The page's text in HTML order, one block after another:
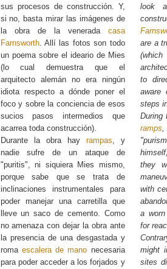
sus procesos de construcción. Y,
si no, basta mirar las imágenes de
la obra de la venerada casa
Farnsworth. Allí las fotos son todo
un poema sobre el ideario de Mies
(lo cual demuestra que el
arquitecto alemán no era ningún
idiota respecto a dónde poner el
foco y sobre la conciencia de esos
sucios pasos intermedios que
acarrea toda construcción).
Durante la obra hay rampas, y
nadie sufre de un ataque de
"puritis", ni siquiera Mies mismo,
porque sabe que se trata de
inclinaciones instrumentales para
poder manejar una carretilla que
lleve un saco de cemento. Como
no amenaza con dejar la obra ante
la presencia de una desgastada y
roma escalera de mano necesaria
para poder acceder a los forjados y
look
are a
to
aware
steps
During
ramps,
they
with
a
for
might
sites